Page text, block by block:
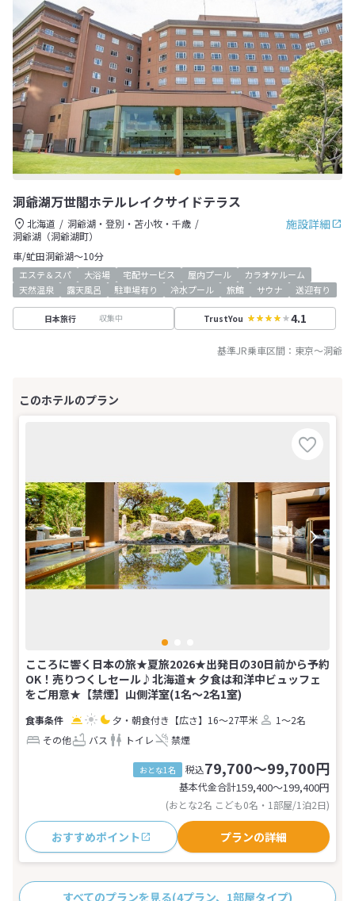
洞爺湖万世閣ホテルレイクサイドテラス
施設詳細
北海道
洞爺湖・登別・苫小牧・千歳
洞爺湖（洞爺湖町）
車/虻田洞爺湖～10分
エステ＆スパ 大浴場 宅配サービス 屋内プール
カラオケルーム
天然温泉
露天風呂 駐車場有り 冷水プール 旅館 サウナ 送迎有り
日本旅行 収集中 TrustYou 4.1
基準JR乗車区間： 東京～洞爺
こころに響く日本の旅★夏旅2026★出発日の30日前から予約
OK！売りつくしセール♪北海道★ 夕食は和洋中ビュッフェ
をご用意★【禁煙】山側洋室(1名～2名1室)
夕・朝食付き 【広さ】16～27平米
1～2名
その他
バス トイレ 禁煙
おとな1名 税込79,700～99,700円
基本代金合計159,400〜199,400円
(おとな2名 こども0名・1部屋/1泊2日)
おすすめポイント プランの詳細
すべてのプランを見る(4プラン、1部屋タイプ)